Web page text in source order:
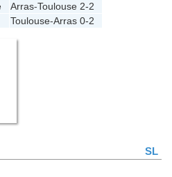
Arras-Toulouse 2-2
Toulouse-Arras 0-2
SL